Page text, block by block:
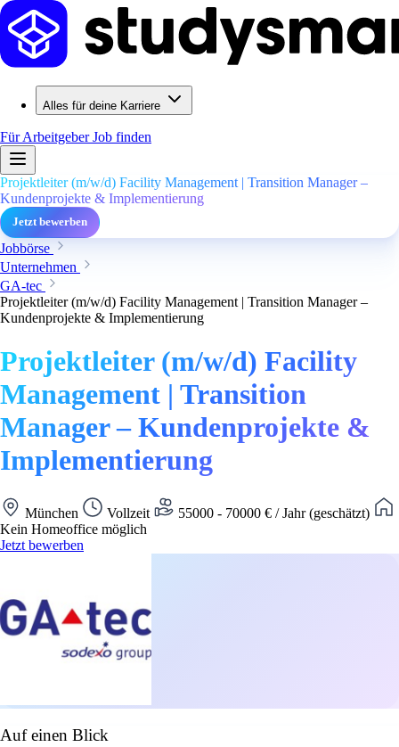
Alles für deine Karriere
Für ArbeitgeberJob finden
Projektleiter (m/w/d) Facility Management | Transition Manager –
Kundenprojekte & Implementierung
Jetzt bewerben
Jobbörse
Unternehmen
GA-tec
Projektleiter (m/w/d) Facility Management | Transition Manager –
Kundenprojekte & Implementierung
Projektleiter (m/w/d) Facility
Management | Transition
Manager – Kundenprojekte &
Implementierung
München Vollzeit
55000 - 70000 € / Jahr (geschätzt)
Kein Homeoffice möglich
Jetzt bewerben
Auf einen Blick